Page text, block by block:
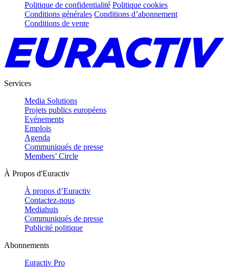
Politique de confidentialité Politique cookies
Conditions générales Conditions d’abonnement
Conditions de vente
Services
Media Solutions
Projets publics européens
Evénements
Emplois
Agenda
Communiqués de presse
Members’ Circle
À Propos d'Euractiv
À propos d’Euractiv
Contactez-nous
Mediahuis
Communiqués de presse
Publicité politique
Abonnements
Euractiv Pro